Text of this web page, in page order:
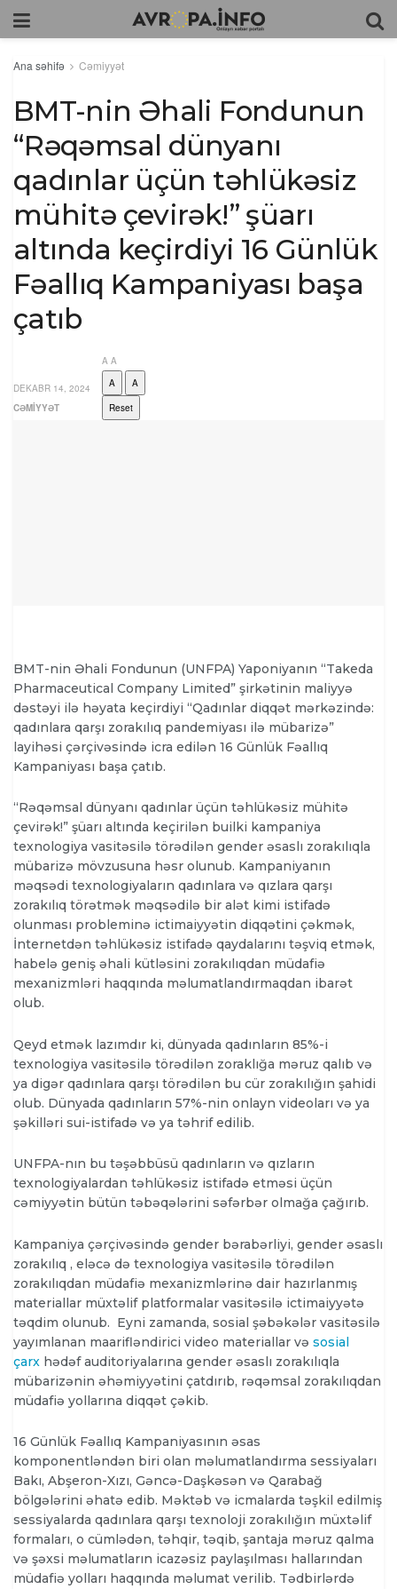
Ana səhifə Cəmiyyət
BMT-nin Əhali Fondunun
“Rəqəmsal dünyanı
qadınlar üçün təhlükəsiz
mühitə çevirək!” şüarı
altında keçirdiyi 16 Günlük
Fəallıq Kampaniyası başa
çatıb
DEKABR 14, 2024
CƏMIYYƏT
A A
A
A
Reset
BMT-nin Əhali Fondunun (UNFPA) Yaponiyanın “Takeda
Pharmaceutical Company Limited” şirkətinin maliyyə
dəstəyi ilə həyata keçirdiyi “Qadınlar diqqət mərkəzində:
qadınlara qarşı zorakılıq pandemiyası ilə mübarizə”
layihəsi çərçivəsində icra edilən 16 Günlük Fəallıq
Kampaniyası başa çatıb.
“Rəqəmsal dünyanı qadınlar üçün təhlükəsiz mühitə
çevirək!” şüarı altında keçirilən builki kampaniya
texnologiya vasitəsilə törədilən gender əsaslı zorakılıqla
mübarizə mövzusuna həsr olunub. Kampaniyanın
məqsədi texnologiyaların qadınlara və qızlara qarşı
zorakılıq törətmək məqsədilə bir alət kimi istifadə
olunması probleminə ictimaiyyətin diqqətini çəkmək,
İnternetdən təhlükəsiz istifadə qaydalarını təşviq etmək,
habelə geniş əhali kütləsini zorakılıqdan müdafiə
mexanizmləri haqqında məlumatlandırmaqdan ibarət
olub.
Qeyd etmək lazımdır ki, dünyada qadınların 85%-i
texnologiya vasitəsilə törədilən zoraklığa məruz qalıb və
ya digər qadınlara qarşı törədilən bu cür zorakılığın şahidi
olub. Dünyada qadınların 57%-nin onlayn videoları və ya
şəkilləri sui-istifadə və ya təhrif edilib.
UNFPA-nın bu təşəbbüsü qadınların və qızların
texnologiyalardan təhlükəsiz istifadə etməsi üçün
cəmiyyətin bütün təbəqələrini səfərbər olmağa çağırıb.
Kampaniya çərçivəsində gender bərabərliyi, gender əsaslı
zorakılıq , eləcə də texnologiya vasitəsilə törədilən
zorakılıqdan müdafiə mexanizmlərinə dair hazırlanmış
materiallar müxtəlif platformalar vasitəsilə ictimaiyyətə
təqdim olunub. Eyni zamanda, sosial şəbəkələr vasitəsilə
yayımlanan maarifləndirici video materiallar və sosial
çarx hədəf auditoriyalarına gender əsaslı zorakılıqla
mübarizənin əhəmiyyətini çatdırıb, rəqəmsal zorakılıqdan
müdafiə yollarına diqqət çəkib.
16 Günlük Fəallıq Kampaniyasının əsas
komponentləndən biri olan məlumatlandırma sessiyaları
Bakı, Abşeron-Xızı, Gəncə-Daşkəsən və Qarabağ
bölgələrini əhatə edib. Məktəb və icmalarda təşkil edilmiş
sessiyalarda qadınlara qarşı texnoloji zorakılığın müxtəlif
formaları, o cümlədən, təhqir, təqib, şantaja məruz qalma
və şəxsi məlumatların icazəsiz paylaşılması hallarından
müdafiə yolları haqqında məlumat verilib. Tədbirlərdə